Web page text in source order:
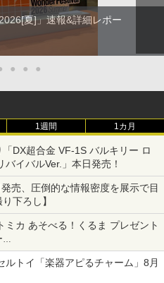
夏]」速報&詳細レポー
● ● ●
1週間 1カ月
「DX超合金 VF-1S バルキリー ロ
イバルVer.」本日発売！
売、圧倒的な情報密度を展示で目
下ろし】
ミカ あそべる！くるま プレゼント
らではの体験とコラボの楽しさを
トイ「楽器アピるチャーム」8月